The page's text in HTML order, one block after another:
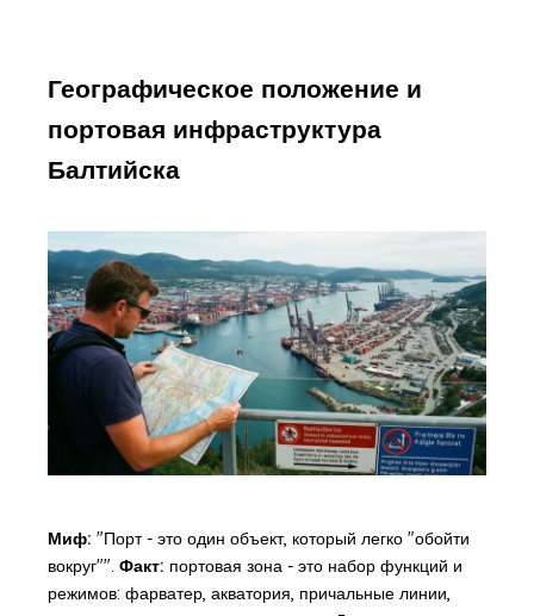
Географическое положение и
портовая инфраструктура
Балтийска
Миф: "Порт - это один объект, который легко "обойти
вокруг"". Факт: портовая зона - это набор функций и
режимов: фарватер, акватория, причальные линии,